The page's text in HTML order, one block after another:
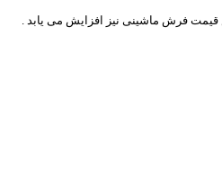
قیمت فرش ماشینی نیز افزایش می یابد .